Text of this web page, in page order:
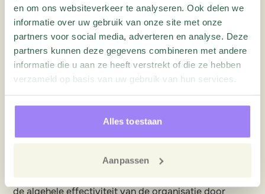
en om ons websiteverkeer te analyseren. Ook delen we
informatie over uw gebruik van onze site met onze
partners voor social media, adverteren en analyse. Deze
partners kunnen deze gegevens combineren met andere
informatie die u aan ze heeft verstrekt of die ze hebben
verzameld op basis van uw gebruik van hun services.
Alles toestaan
Aanpassen
zijn echter ook nadelen verbonden aan deze methode,
zoals mogelijke vertekeningen of een gebrek aan
concrete stappen na de analyse, die overwogen
moeten worden voordat ze geïmplementeerd worden.
Door deze voor- en nadelen zorgvuldig af te wegen
de uitvoering, zoals het garanderen van anonimiteit
onder respondenten en het bieden van begeleiding bij
het correct interpreteren van feedback, kunnen
bedrijven de voordelen maximaliseren die voortkomen
de algehele effectiviteit van de organisatie door